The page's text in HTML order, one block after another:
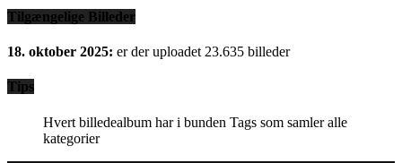
Tilgængelige Billeder
18. oktober 2025: er der uploadet 23.635 billeder
Tips
Hvert billedealbum har i bunden Tags som samler alle
kategorier